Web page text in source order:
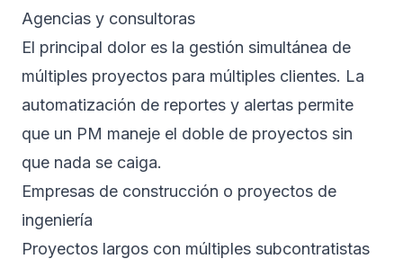
Agencias y consultoras
El principal dolor es la gestión simultánea de
múltiples proyectos para múltiples clientes. La
automatización de reportes y alertas permite
que un PM maneje el doble de proyectos sin
que nada se caiga.
Empresas de construcción o proyectos de
ingeniería
Proyectos largos con múltiples subcontratistas